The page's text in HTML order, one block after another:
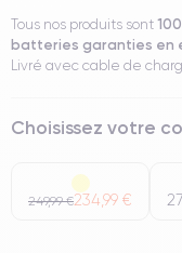
Tous nos produits sont
batteries garanties en
Livré avec cable de
Choisissez votre
249,99 €234,99 €